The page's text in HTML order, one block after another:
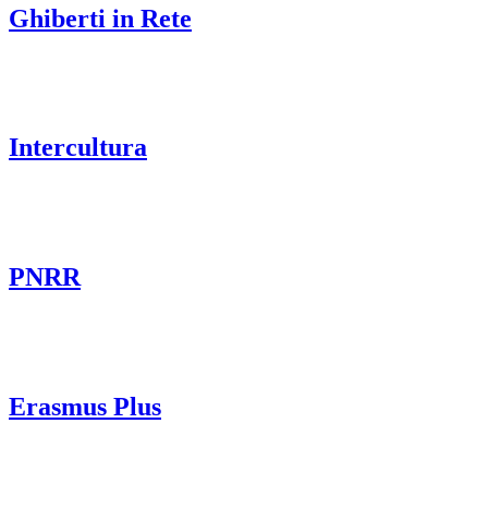
Ghiberti in Rete
Intercultura
PNRR
Erasmus Plus